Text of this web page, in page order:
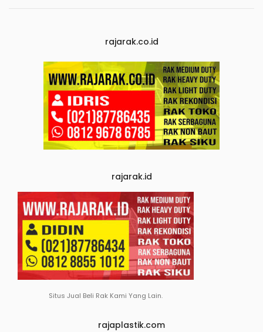
rajarak.co.id
rajarak.id
Situs Jual Beli Rak Kami Yang Lain.
rajaplastik.com